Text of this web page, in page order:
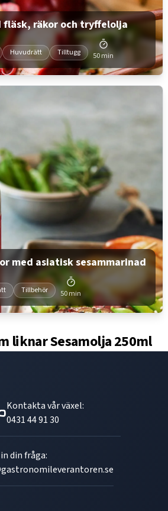
fläsk, räkor och tryffelolja
Huvudrätt Tilltugg 50 min
med asiatisk sesammarinad
Tillbehör 50 min
liknarSesamolja 250ml
Kontakta vår växel:
0431 44 91 30
din fråga: